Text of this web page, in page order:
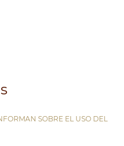
SOBRE EL USO DEL